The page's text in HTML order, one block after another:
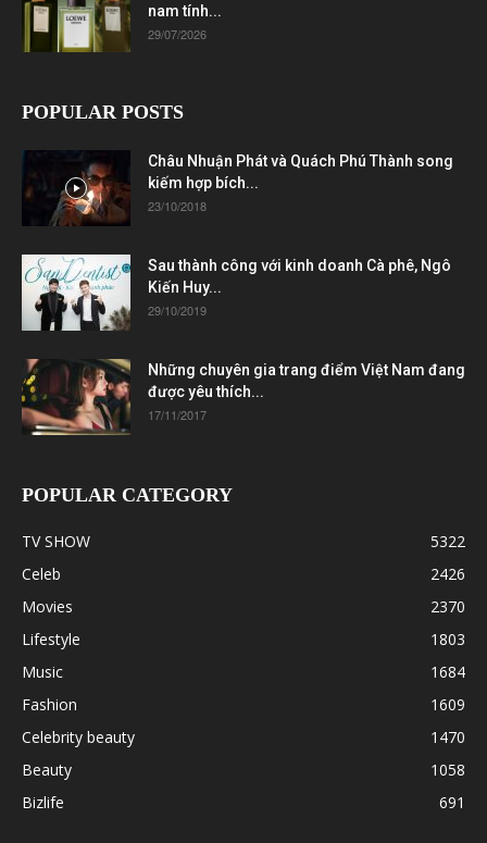
nam tính...
29/07/2026
POPULAR POSTS
Châu Nhuận Phát và Quách Phú Thành song
kiếm hợp bích...
23/10/2018
Sau thành công với kinh doanh Cà phê, Ngô
Kiến Huy...
29/10/2019
Những chuyên gia trang điểm Việt Nam đang
được yêu thích...
17/11/2017
POPULAR CATEGORY
TV SHOW
5322
Celeb
2426
Movies
2370
Lifestyle
1803
Music
1684
Fashion
1609
Celebrity beauty
1470
Beauty
1058
Bizlife
691